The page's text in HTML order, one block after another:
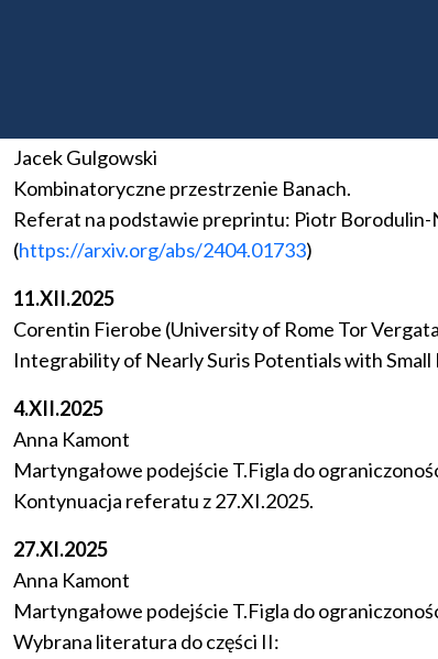
Martyngałowe podejście T.Figla do
Jacek Gulgowski
Kombinatoryczne przestrzenie Banach.
Referat na podstawie preprintu: Piotr Borodulin-
(https://arxiv.org/abs/2404.01733)
11.XII.2025
Corentin Fierobe (University of Rome Tor
Integrability of Nearly Suris Potentials with
4.XII.2025
Anna Kamont
Martyngałowe podejście T.Figla do
Kontynuacja referatu z 27.XI.2025.
27.XI.2025
Anna Kamont
Martyngałowe podejście T.Figla do
Wybrana literatura do części II: